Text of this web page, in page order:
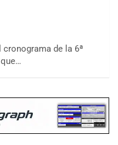
de la 6ª